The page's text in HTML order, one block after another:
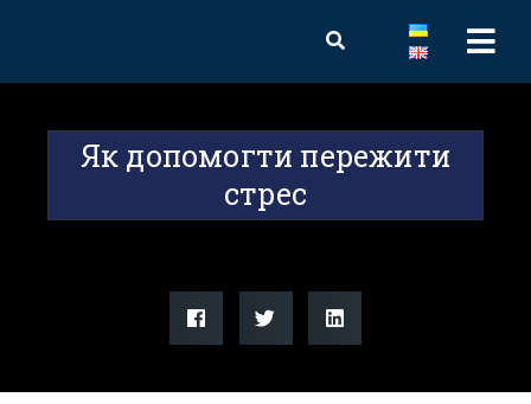
Як допомогти пережити
стрес